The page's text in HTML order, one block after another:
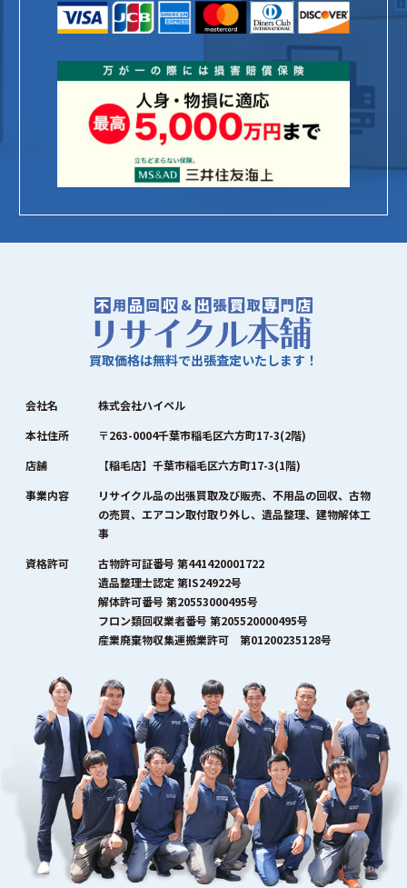
買取価格は無料で出張査定いたします！
会社名
株式会社ハイペル
本社住所
〒263-0004千葉市稲毛区六方町17-3(2階)
店舗
【稲毛店】千葉市稲毛区六方町17-3(1階)
事業内容
リサイクル品の出張買取及び販売、不用品の回収、古物
の売買、エアコン取付取り外し、遺品整理、建物解体工
事
資格許可
古物許可証番号 第441420001722
遺品整理士認定 第IS24922号
解体許可番号 第20553000495号
フロン類回収業者番号 第205520000495号
産業廃棄物収集運搬業許可 第01200235128号